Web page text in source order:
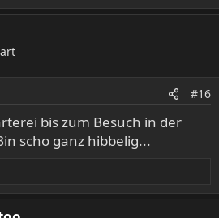
#16
bis zum Besuch in der
scho ganz hibbelig...